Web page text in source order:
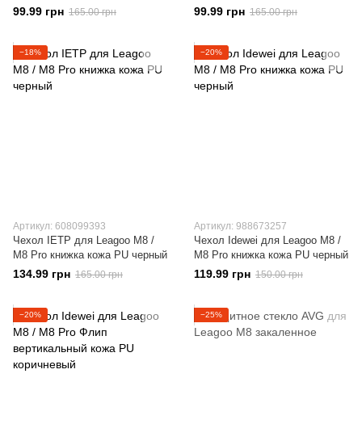
красный
99.99 грн 165.00 грн
голубой
99.99 грн 165.00 грн
−18%
Артикул: 608099393
Чехол IETP для Leagoo M8 /
M8 Pro книжка кожа PU черный
134.99 грн 165.00 грн
−20%
Артикул: 988673257
Чехол Idewei для Leagoo M8 /
M8 Pro книжка кожа PU черный
119.99 грн 150.00 грн
−20% −25%